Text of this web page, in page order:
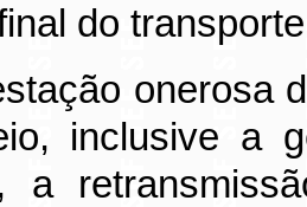
do
onerosa
inclusive a
a